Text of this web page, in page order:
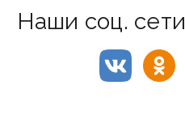
Наши соц. сети